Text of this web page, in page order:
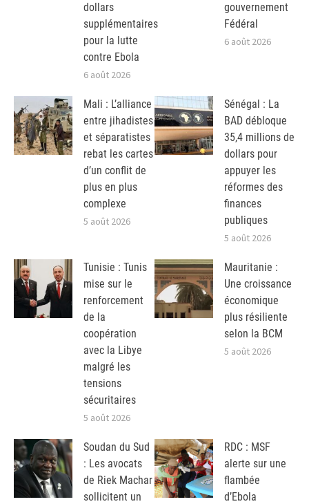
dollars
supplémentaires
pour la lutte
contre Ebola
6 août 2026
gouvernement
Fédéral
6 août 2026
Mali : L’alliance
entre jihadistes
et séparatistes
rebat les cartes
d’un conflit de
plus en plus
complexe
5 août 2026
Sénégal : La
BAD débloque
35,4 millions de
dollars pour
appuyer les
réformes des
finances
publiques
5 août 2026
Tunisie : Tunis
mise sur le
renforcement
de la
coopération
avec la Libye
malgré les
tensions
sécuritaires
5 août 2026
Mauritanie :
Une croissance
économique
plus résiliente
selon la BCM
5 août 2026
Soudan du Sud
: Les avocats
de Riek Machar
sollicitent un
RDC : MSF
alerte sur une
flambée
d’Ebola